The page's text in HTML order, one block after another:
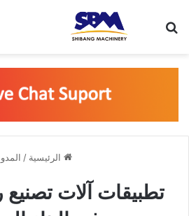
الرئيسية /
تطبيقات آلات تصنيع